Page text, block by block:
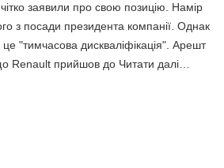
заявили про свою позицію. Намір
з посади президента компанії. Однак
"тимчасова дискваліфікація". Арешт
Renault прийшов до Читати далі…